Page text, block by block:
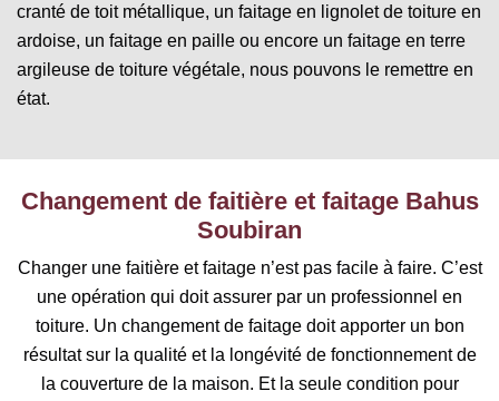
cranté de toit métallique, un faitage en lignolet de toiture en
ardoise, un faitage en paille ou encore un faitage en terre
argileuse de toiture végétale, nous pouvons le remettre en
état.
Changement de faitière et faitage Bahus
Soubiran
Changer une faitière et faitage n’est pas facile à faire. C’est
une opération qui doit assurer par un professionnel en
toiture. Un changement de faitage doit apporter un bon
résultat sur la qualité et la longévité de fonctionnement de
la couverture de la maison. Et la seule condition pour